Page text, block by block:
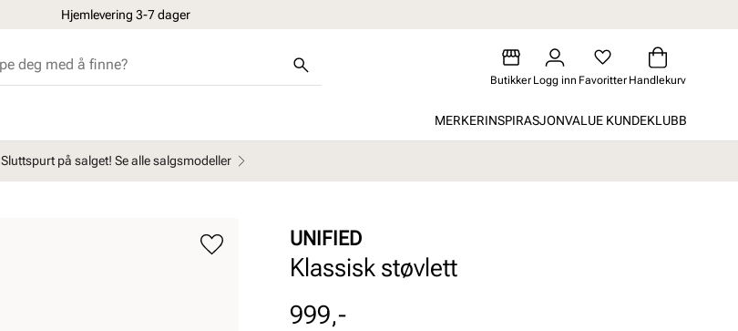
Hjemlevering 3-7 dager
Butikker Logg inn Favoritter Handlekurv
MERKERINSPIRASJONVALUE KUNDEKLUBB
Sluttspurt på salget! Se alle salgsmodeller
UNIFIED
Klassisk støvlett
Pris
999,-